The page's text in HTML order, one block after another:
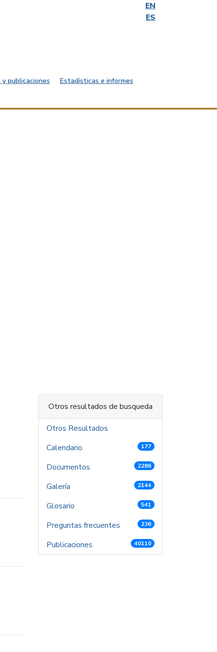
EN
ES
publicaciones Estadísticas e informes
Otros resultados de busqueda
Otros Resultados
Calendario
177
Documentos 2286
Galería 2144
Glosario 541
Preguntas frecuentes 236
Publicaciones 40110